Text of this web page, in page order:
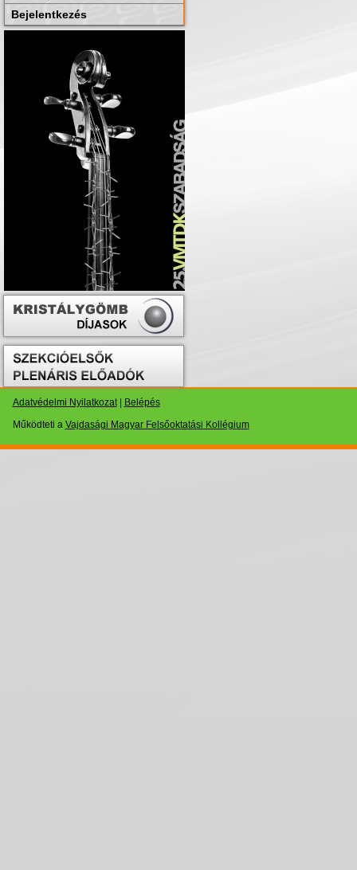
Bejelentkezés
Adatvédelmi Nyilatkozat|
Belépés
Működteti a Vajdasági Magyar Felsőoktatási Kollégium